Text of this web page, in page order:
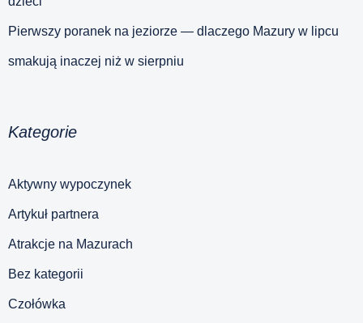
Pierwszy poranek na jeziorze — dlaczego Mazury w lipcu
smakują inaczej niż w sierpniu
Kategorie
Aktywny wypoczynek
Artykuł partnera
Atrakcje na Mazurach
Bez kategorii
Czołówka